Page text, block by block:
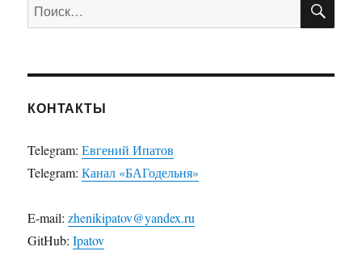
Искать:
КОНТАКТЫ
Telegram:Евгений Ипатов
Telegram:Канал «БАГодельня»
E-mail:zhenikipatov@yandex.ru
GitHub:Ipatov